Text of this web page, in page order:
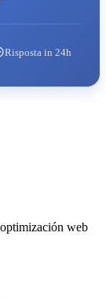
Risposta in 24h
web